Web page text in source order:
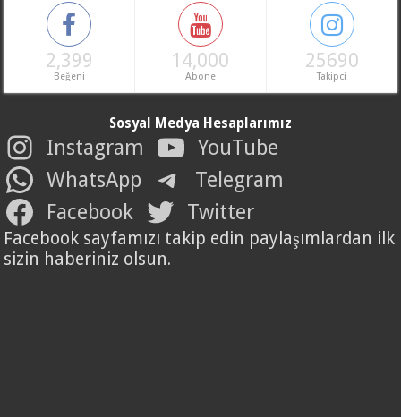
2,399
Beğeni
14,000
Abone
25690
Takipci
Sosyal Medya Hesaplarımız
Instagram
YouTube
WhatsApp
Telegram
Facebook
Twitter
Facebook sayfamızı takip edin paylaşımlardan ilk
sizin haberiniz olsun.